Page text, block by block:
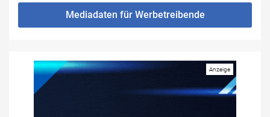
Mediadaten für Werbetreibende